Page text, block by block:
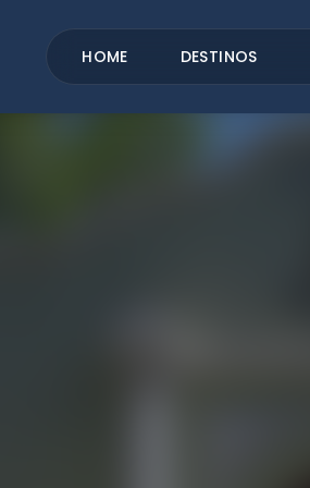
HOME DESTINOS